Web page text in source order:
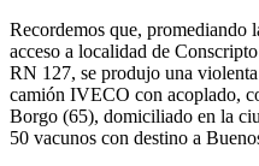
Recordemos que, promediando
acceso a localidad de
RN 127, se produjo una
camión IVECO con acoplado,
Borgo (65), domiciliado en la
50 vacunos con destino a